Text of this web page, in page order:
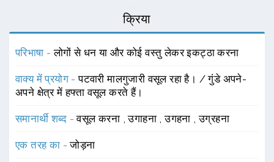
क्रिया
परिभाषा -लोगों से धन या और कोई वस्तु लेकर इकट्ठा करना
वाक्य में प्रयोग -पटवारी मालगुजारी वसूल रहा है। / गुंडे अपने-
अपने क्षेत्र में हफ्ता वसूल करते हैं।
समानार्थी शब्द -वसूल करना ,उगाहना ,उगहना ,उग्रहना
एक तरह का -जोड़ना